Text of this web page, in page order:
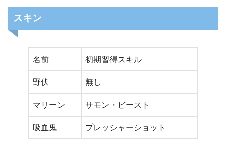
スキン
名前 初期習得スキル
野伏 無し
マリーン サモン・ビースト
吸血鬼 プレッシャーショット